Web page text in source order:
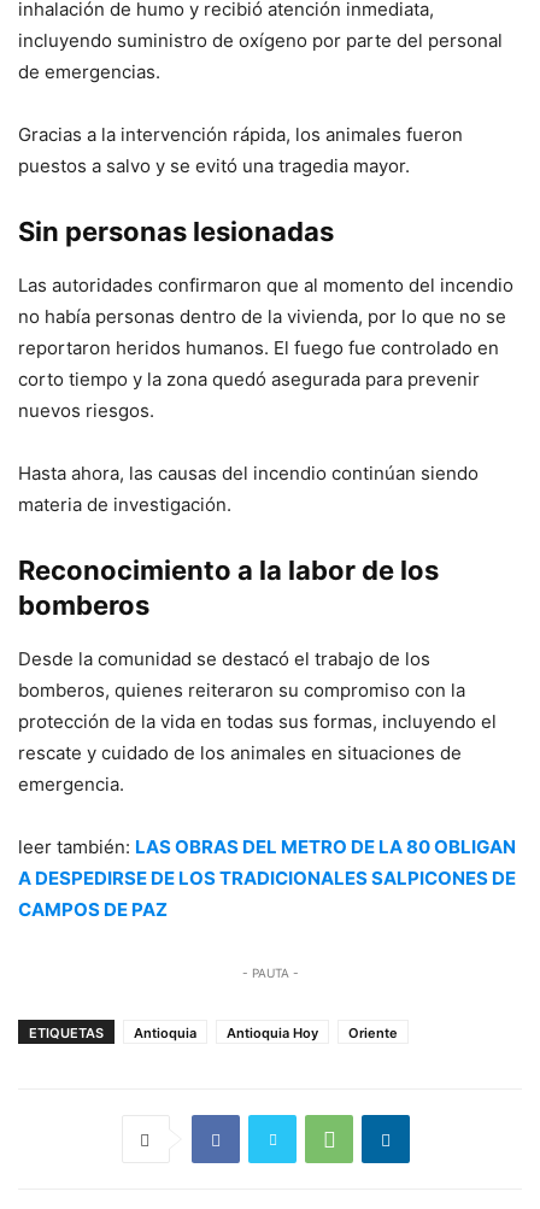
inhalación de humo y recibió atención inmediata,
incluyendo suministro de oxígeno por parte del personal
de emergencias.
Gracias a la intervención rápida, los animales fueron
puestos a salvo y se evitó una tragedia mayor.
Sin personas lesionadas
Las autoridades confirmaron que al momento del incendio
no había personas dentro de la vivienda, por lo que no se
reportaron heridos humanos. El fuego fue controlado en
corto tiempo y la zona quedó asegurada para prevenir
nuevos riesgos.
Hasta ahora, las causas del incendio continúan siendo
materia de investigación.
Reconocimiento a la labor de los
bomberos
Desde la comunidad se destacó el trabajo de los
bomberos, quienes reiteraron su compromiso con la
protección de la vida en todas sus formas, incluyendo el
rescate y cuidado de los animales en situaciones de
emergencia.
leer también: LAS OBRAS DEL METRO DE LA 80 OBLIGAN
A DESPEDIRSE DE LOS TRADICIONALES SALPICONES DE
CAMPOS DE PAZ
- PAUTA -
ETIQUETAS Antioquia Antioquia Hoy Oriente